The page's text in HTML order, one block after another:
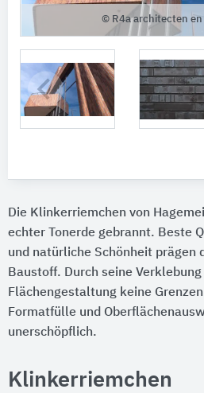
© R4a architecten en
Die Klinkerriemchen von
echter Tonerde gebrannt. Beste
und natürliche Schönheit prägen
Baustoff. Durch seine
Flächengestaltung keine
Formatfülle und
unerschöpflich.
Klinkerriemchen